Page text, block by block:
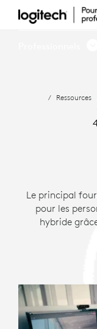
ÉTUDE
LIVING
HYBRIDE
AVEC
Ressources
Le principal
pour les
hybride